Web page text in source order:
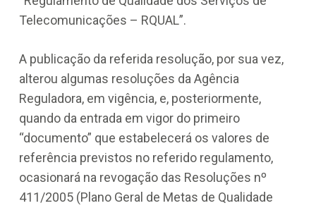
Telecomunicações – RQUAL”.
A publicação da referida resolução, por sua vez,
alterou algumas resoluções da Agência
Reguladora, em vigência, e, posteriormente,
quando da entrada em vigor do primeiro
“documento” que estabelecerá os valores de
referência previstos no referido regulamento,
ocasionará na revogação das Resoluções nº
411/2005 (Plano Geral de Metas de Qualidade